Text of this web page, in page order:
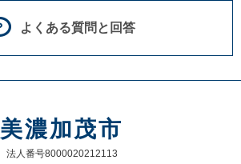
よくある質問と回答
美濃加茂市
法人番号8000020212113